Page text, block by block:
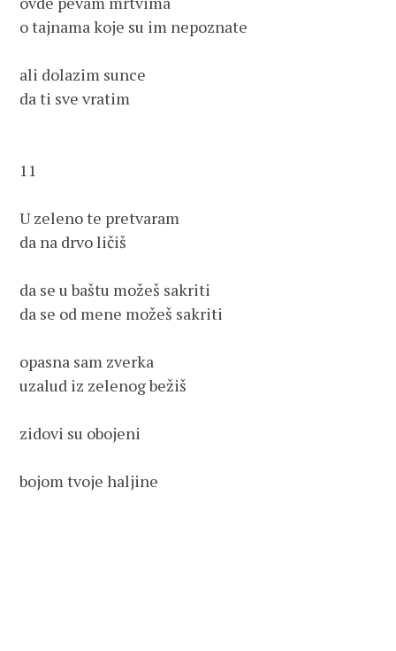
o tajnama koje su im nepoznate
ali dolazim sunce
da ti sve vratim
11
U zeleno te pretvaram
da na drvo ličiš
da se u baštu možeš sakriti
da se od mene možeš sakriti
opasna sam zverka
uzalud iz zelenog bežiš
zidovi su obojeni
bojom tvoje haljine